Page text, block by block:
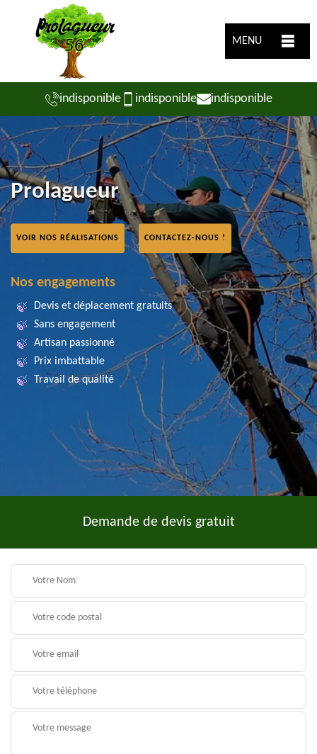
MENU
indisponible indisponible indisponible
Prolagueur
VOIR NOS RÉALISATIONS CONTACTEZ-NOUS !
Nos engagements
Devis et déplacement gratuits
Sans engagement
Artisan passionné
Prix imbattable
Travail de qualité
Demande de devis gratuit